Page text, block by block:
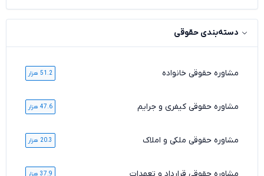
دسته‌بندی حقوقی
مشاوره حقوقی خانواده 51.2 هزار
مشاوره حقوقی کیفری و جرایم 47.6 هزار
مشاوره حقوقی ملکی و املاک 20.3 هزار
37.9 هزار